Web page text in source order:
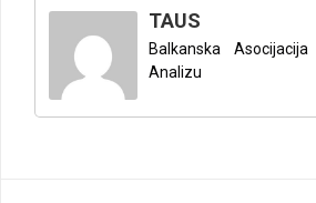
TAUS
Balkanska
Analizu